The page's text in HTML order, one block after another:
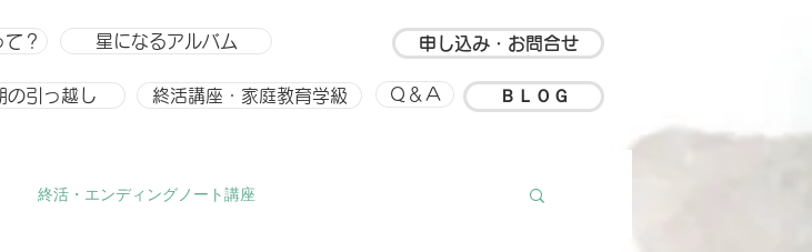
？ 星になるアルバム
の引っ越し 終活講座・家庭教育学級
申し込み・お問合せ
Ｑ＆Ａ ＢＬＯＧ
終活・エンディングノート講座